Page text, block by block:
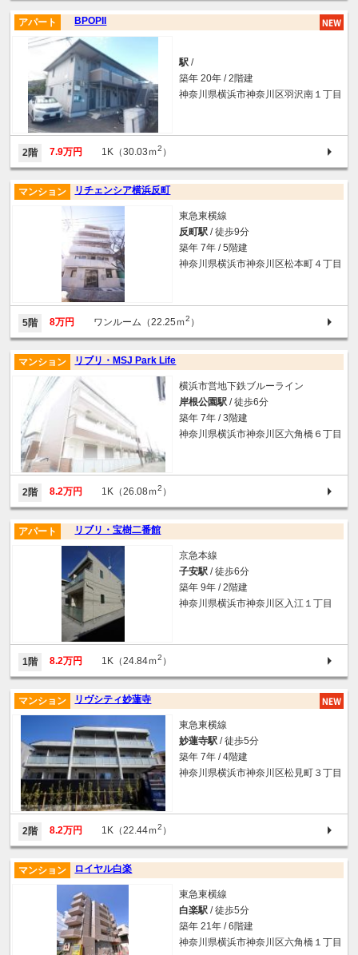
BPOPII
アパート
駅 /
築年 20年 / 2階建
神奈川県横浜市神奈川区羽沢南１丁目
2階 7.9万円 1K（30.03ｍ2 ）
リチェンシア横浜反町
マンション
東急東横線
反町駅 / 徒歩9分
築年 7年 / 5階建
神奈川県横浜市神奈川区松本町４丁目
5階 8万円 ワンルーム（22.25ｍ2 ）
リブリ・MSJ Park Life
マンション
横浜市営地下鉄ブルーライン
岸根公園駅 / 徒歩6分
築年 7年 / 3階建
神奈川県横浜市神奈川区六角橋６丁目
2階 8.2万円 1K（26.08ｍ2 ）
リブリ・宝樹二番館
アパート
京急本線
子安駅 / 徒歩6分
築年 9年 / 2階建
神奈川県横浜市神奈川区入江１丁目
1階 8.2万円 1K（24.84ｍ2 ）
リヴシティ妙蓮寺
マンション
東急東横線
妙蓮寺駅 / 徒歩5分
築年 7年 / 4階建
神奈川県横浜市神奈川区松見町３丁目
2階 8.2万円 1K（22.44ｍ2 ）
ロイヤル白楽
マンション
東急東横線
白楽駅 / 徒歩5分
築年 21年 / 6階建
神奈川県横浜市神奈川区六角橋１丁目